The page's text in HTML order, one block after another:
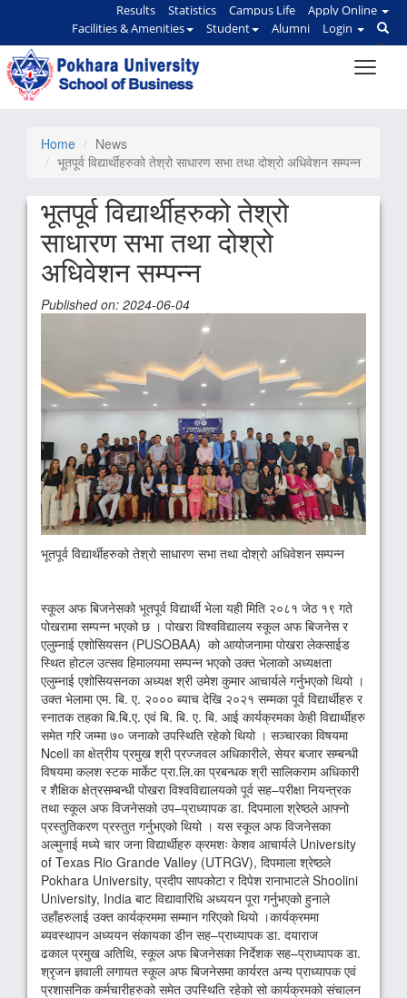
Results Statistics Campus Life
Apply Online
Facilities & Amenities
Student Alumni Login
Home
News
भूतपूर्व विद्यार्थीहरुको तेश्रो साधारण सभा तथा दोश्रो अधिवेशन सम्पन्न
भूतपूर्व विद्यार्थीहरुको तेश्रो
साधारण सभा तथा दोश्रो
अधिवेशन सम्पन्न
Published on: 2024-06-04
भूतपूर्व विद्यार्थीहरुको तेश्रो साधारण सभा तथा दोश्रो अधिवेशन सम्पन्न
स्कूल अफ बिजनेसको भूतपूर्व विद्यार्थी भेला यही मिति २०८१ जेठ १९ गते
पोखरामा सम्पन्न भएको छ । पोखरा विश्वविद्यालय स्कूल अफ बिजनेस र
एलुम्नाई एशोसियसन (PUSOBAA) को आयोजनामा पोखरा लेकसाईड
स्थित होटल उत्सव हिमालयमा सम्पन्न भएको उक्त भेलाको अध्यक्षता
एलुम्नाई एशोसियसनका अध्यक्ष श्री उमेश कुमार आचार्यले गर्नुभएको थियो ।
उक्त भेलामा एम. बि. ए. २००० ब्याच देखि २०२१ सम्मका पूर्व विद्यार्थीहरु र
स्नातक तहका बि.बि.ए. एवं बि. बि. ए. बि. आई कार्यक्रमका केही विद्यार्थीहरु
समेत गरि जम्मा ७० जनाको उपस्थिति रहेको थियो । सञ्चारका विषयमा
Ncell का क्षेत्रीय प्रमुख श्री प्रज्जवल अधिकारीले, सेयर बजार सम्बन्धी
विषयमा कलश स्टक मार्केट प्रा.लि.का प्रबन्धक श्री सालिकराम अधिकारी
र शैक्षिक क्षेत्रसम्बन्धी पोखरा विश्वविद्यालयको पूर्व सह–परीक्षा नियन्त्रक
तथा स्कूल अफ विजनेसको उप–प्राध्यापक डा. दिपमाला श्रेष्ठले आफ्नो
प्रस्तुतिकरण प्रस्तुत गर्नुभएको थियो । यस स्कूल अफ विजनेसका
अल्मुनाई मध्ये चार जना विद्यार्थीहरु क्रमशः केशव आचार्यले University
of Texas Rio Grande Valley (UTRGV), दिपमाला श्रेष्ठले
Pokhara University, प्रदीप सापकोटा र दिपेश रानाभाटले Shoolini
University, India बाट विद्यावारिधि अध्ययन पूरा गर्नुभएको हुनाले
उहाँहरुलाई उक्त कार्यक्रममा सम्मान गरिएको थियो ।कार्यक्रममा
ब्यवस्थापन अध्ययन संकायका डीन सह–प्राध्यापक डा. दयाराज
ढकाल प्रमुख अतिथि, स्कूल अफ बिजनेसका निर्देशक सह–प्राध्यापक डा.
श्रृजन ज्ञवाली लगायत स्कूल अफ बिजनेसमा कार्यरत अन्य प्राध्यापक एवं
प्रशासनिक कर्मचारीहरुको समेत उपस्थिति रहेको सो कार्यक्रमको संचालन